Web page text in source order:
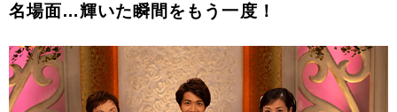
名場面…輝いた瞬間をもう一度！